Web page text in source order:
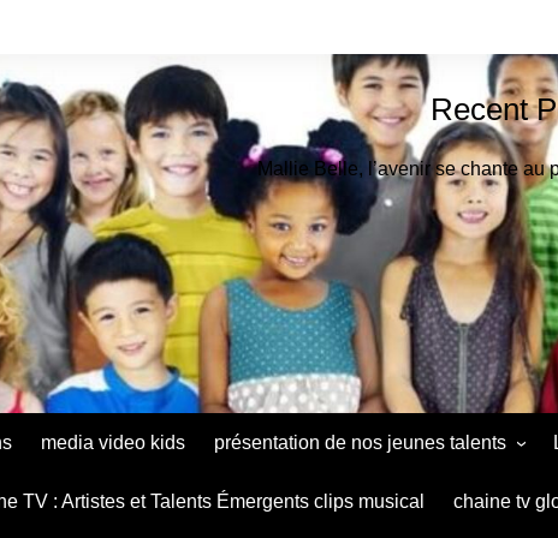
Recent
Mallie Belle, l’avenir se chante au
media video kids présentation de nos jeunes talents
Astrid Muthu Kids Oradéa
TV : Artistes et Talents Émergents clips musical chaine tv